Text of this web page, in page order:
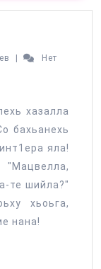
Асхаб
|
Нет
хазалла
бахьанехь
яла!
те шийла?"
хьоьга,
нана!